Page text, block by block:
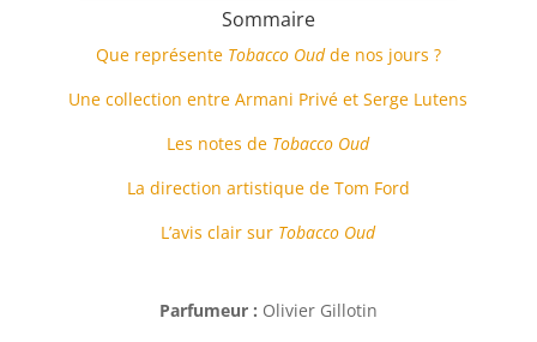
Sommaire
Que représente Tobacco Oudde nos jours ?
Une collection entre Armani Privé et Serge Lutens
Les notes de Tobacco Oud
La direction artistique de Tom Ford
L’avis clair sur Tobacco Oud
Parfumeur : Olivier Gillotin